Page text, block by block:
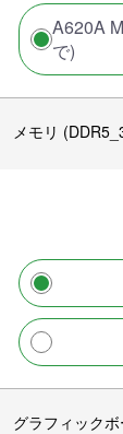
A620A
で)
メモリ
グラフィック